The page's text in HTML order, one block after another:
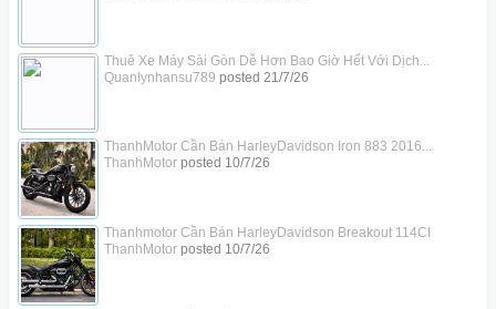
Thuê Xe Máy Sài Gòn Dễ Hơn Bao Giờ Hết Với Dịch...
Quanlynhansu789 posted 21/7/26
ThanhMotor Cần Bán HarleyDavidson Iron 883 2016...
ThanhMotorposted 10/7/26
Thanhmotor Cần Bán HarleyDavidson Breakout 114CI
ThanhMotorposted 10/7/26